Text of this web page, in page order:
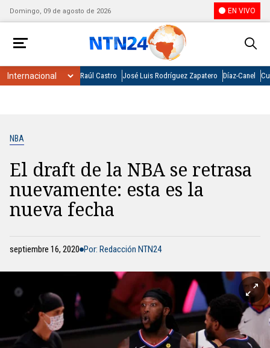
Domingo, 09 de agosto de 2026 EN VIVO
Raúl Castro José Luis Rodríguez Zapatero Díaz-Canel
NBA
El draft de la NBA se retrasa
nuevamente: esta es la
nueva fecha
septiembre 16, 2020 Por: Redacción NTN24